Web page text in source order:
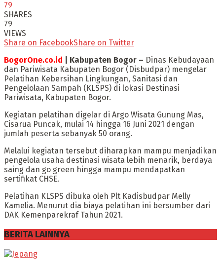
79
SHARES
79
VIEWS
Share on FacebookShare on Twitter
BogorOne.co.id
| Kabupaten Bogor – Dinas Kebudayaan
dan Pariwisata Kabupaten Bogor (Disbudpar) mengelar
Pelatihan Kebersihan Lingkungan, Sanitasi dan
Pengelolaan Sampah (KLSPS) di lokasi Destinasi
Pariwisata, Kabupaten Bogor.
Kegiatan pelatihan digelar di Argo Wisata Gunung Mas,
Cisarua Puncak, mulai 14 hingga 16 Juni 2021 dengan
jumlah peserta sebanyak 50 orang.
Melalui kegiatan tersebut diharapkan mampu menjadikan
pengelola usaha destinasi wisata lebih menarik, berdaya
saing dan go green hingga mampu mendapatkan
sertifikat CHSE.
Pelatihan KLSPS dibuka oleh Plt Kadisbudpar Melly
Kamelia. Menurut dia biaya pelatihan ini bersumber dari
DAK Kemenparekraf Tahun 2021.
BERITA LAINNYA